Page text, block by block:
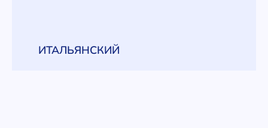
ИТАЛЬЯНСКИЙ